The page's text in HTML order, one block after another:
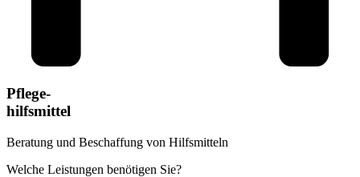
Pflege-
hilfsmittel
Beratung und Beschaffung von Hilfsmitteln
Welche Leistungen benötigen Sie?